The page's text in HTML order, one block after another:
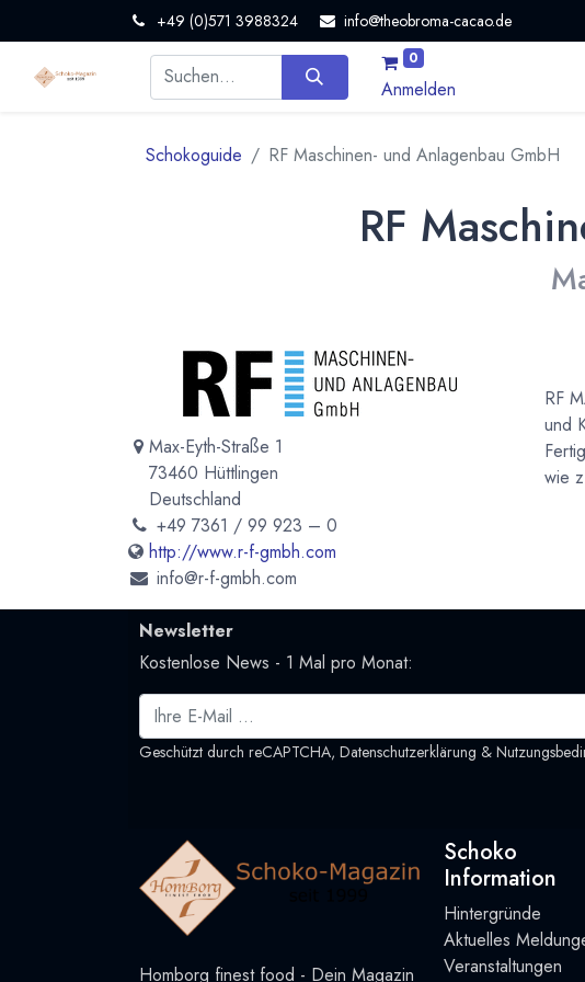
+49 (0)571 3988324 info@theobroma-cacao.de
0
Anmelden
Schokoguide RF Maschinen- und Anlagenbau GmbH
RF
Max-Eyth-Straße 1
73460 Hüttlingen
Deutschland
+49 7361 / 99 923 – 0
http://www.r-f-gmbh.com
info@r-f-gmbh.com
RF
und
wie
Newsletter
Kostenlose News - 1 Mal pro Monat:
Geschützt durch reCAPTCHA, Datenschutzerklärung &
Schoko
Information
Hintergründe
Aktuelles
Veranstaltungen
Homborg finest food - Dein Magazin